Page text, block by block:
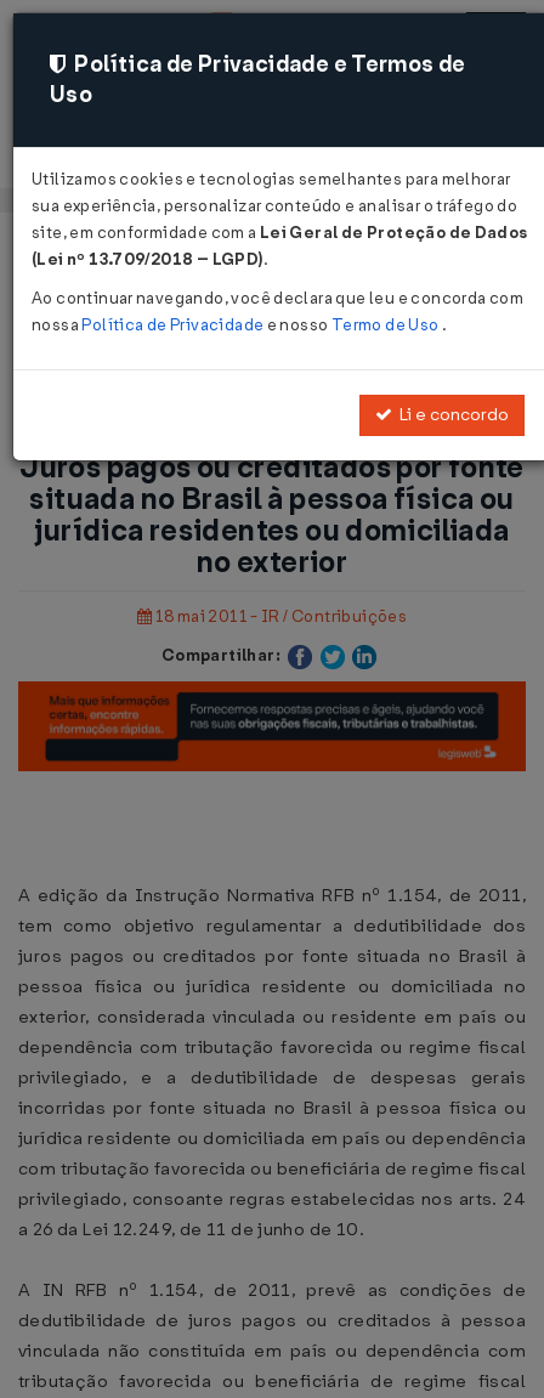
Acessar
Página Inicial
Notícias
pessoa física ou jurídica residentes ou domiciliada no exterior
...
Voltar
Juros pagos ou creditados por fonte
situada no Brasil à pessoa física ou
jurídica residentes ou domiciliada
no exterior
18 mai 2011 - IR / Contribuições
Compartilhar:
A edição da Instrução Normativa RFB nº 1.154, de 2011,
tem como objetivo regulamentar a dedutibilidade dos
juros pagos ou creditados por fonte situada no Brasil à
pessoa física ou jurídica residente ou domiciliada no
exterior, considerada vinculada ou residente em país ou
dependência com tributação favorecida ou regime fiscal
privilegiado, e a dedutibilidade de despesas gerais
incorridas por fonte situada no Brasil à pessoa física ou
jurídica residente ou domiciliada em país ou dependência
com tributação favorecida ou beneficiária de regime fiscal
privilegiado, consoante regras estabelecidas nos arts. 24
a 26 da Lei 12.249, de 11 de junho de 10.
A IN RFB nº 1.154, de 2011, prevê as condições de
dedutibilidade de juros pagos ou creditados à pessoa
vinculada não constituída em país ou dependência com
tributação favorecida ou beneficiária de regime fiscal
Política de Privacidade e Termos de
Uso
Utilizamos cookies e tecnologias semelhantes para melhorar
sua experiência, personalizar conteúdo e analisar o tráfego do
site, em conformidade com a Lei Geral de Proteção de Dados
(Lei nº 13.709/2018 – LGPD).
Ao continuar navegando, você declara que leu e concorda com
nossaPolítica de Privacidade e nosso Termo de Uso .
Li e concordo